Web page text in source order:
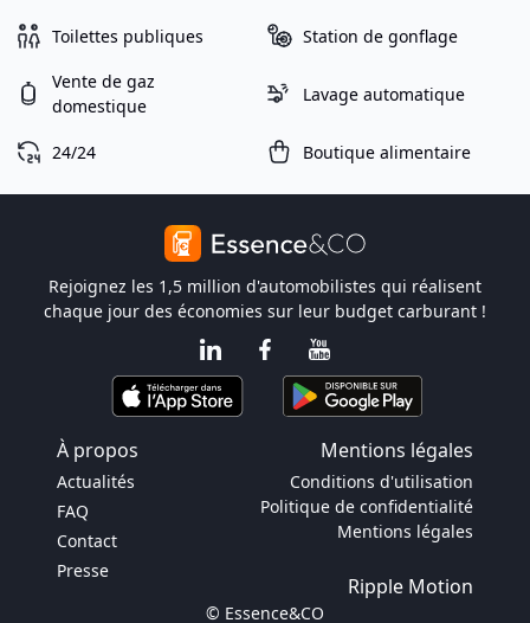
Toilettes publiques Station de gonflage
Vente de gaz
domestique
Lavage automatique
24/24 Boutique alimentaire
Rejoignez les 1,5 million d'automobilistes qui réalisent
chaque jour des économies sur leur budget carburant !
À propos Mentions légales
Actualités
FAQ
Contact
Presse
Conditions d'utilisation
Politique de confidentialité
Mentions légales
Ripple Motion
© Essence&CO